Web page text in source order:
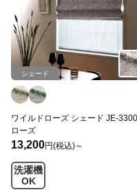
シェード
ワイルドローズ シェード JE-
ローズ
13,200円(税込)～
洗濯機
OK